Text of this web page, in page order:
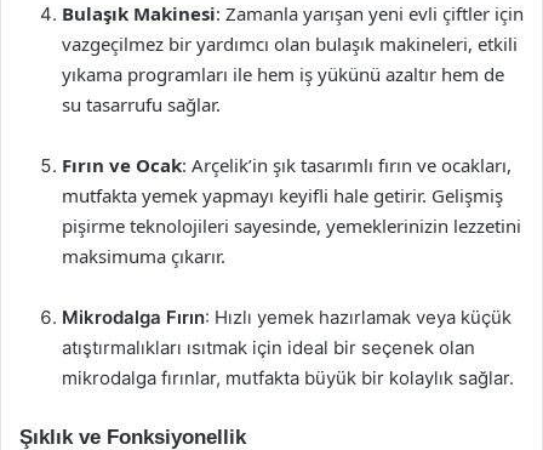
Bulaşık Makinesi: Zamanla yarışan yeni evli çiftler için
vazgeçilmez bir yardımcı olan bulaşık makineleri, etkili
yıkama programları ile hem iş yükünü azaltır hem de
su tasarrufu sağlar.
Fırın ve Ocak: Arçelik’in şık tasarımlı fırın ve ocakları,
mutfakta yemek yapmayı keyifli hale getirir. Gelişmiş
pişirme teknolojileri sayesinde, yemeklerinizin lezzetini
maksimuma çıkarır.
Mikrodalga Fırın: Hızlı yemek hazırlamak veya küçük
atıştırmalıkları ısıtmak için ideal bir seçenek olan
mikrodalga fırınlar, mutfakta büyük bir kolaylık sağlar.
Şıklık ve Fonksiyonellik